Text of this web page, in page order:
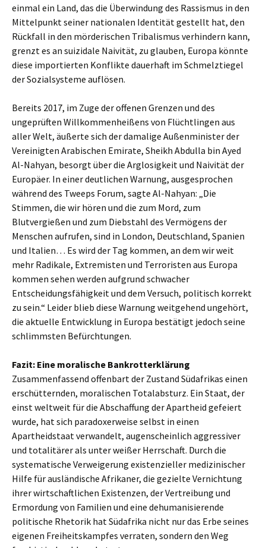
einmal ein Land, das die Überwindung des Rassismus in den
Mittelpunkt seiner nationalen Identität gestellt hat, den
Rückfall in den mörderischen Tribalismus verhindern kann,
grenzt es an suizidale Naivität, zu glauben, Europa könnte
diese importierten Konflikte dauerhaft im Schmelztiegel
der Sozialsysteme auflösen.
Bereits 2017, im Zuge der offenen Grenzen und des
ungeprüften Willkommenheißens von Flüchtlingen aus
aller Welt, äußerte sich der damalige Außenminister der
Vereinigten Arabischen Emirate, Sheikh Abdulla bin Ayed
Al-Nahyan, besorgt über die Arglosigkeit und Naivität der
Europäer. In einer deutlichen Warnung, ausgesprochen
während des Tweeps Forum, sagte Al-Nahyan: „Die
Stimmen, die wir hören und die zum Mord, zum
Blutvergießen und zum Diebstahl des Vermögens der
Menschen aufrufen, sind in London, Deutschland, Spanien
und Italien… Es wird der Tag kommen, an dem wir weit
mehr Radikale, Extremisten und Terroristen aus Europa
kommen sehen werden aufgrund schwacher
Entscheidungsfähigkeit und dem Versuch, politisch korrekt
zu sein.“ Leider blieb diese Warnung weitgehend ungehört,
die aktuelle Entwicklung in Europa bestätigt jedoch seine
schlimmsten Befürchtungen.
Fazit: Eine moralische Bankrotterklärung
Zusammenfassend offenbart der Zustand Südafrikas einen
erschütternden, moralischen Totalabsturz. Ein Staat, der
einst weltweit für die Abschaffung der Apartheid gefeiert
wurde, hat sich paradoxerweise selbst in einen
Apartheidstaat verwandelt, augenscheinlich aggressiver
und totalitärer als unter weißer Herrschaft. Durch die
systematische Verweigerung existenzieller medizinischer
Hilfe für ausländische Afrikaner, die gezielte Vernichtung
ihrer wirtschaftlichen Existenzen, der Vertreibung und
Ermordung von Familien und eine dehumanisierende
politische Rhetorik hat Südafrika nicht nur das Erbe seines
eigenen Freiheitskampfes verraten, sondern den Weg